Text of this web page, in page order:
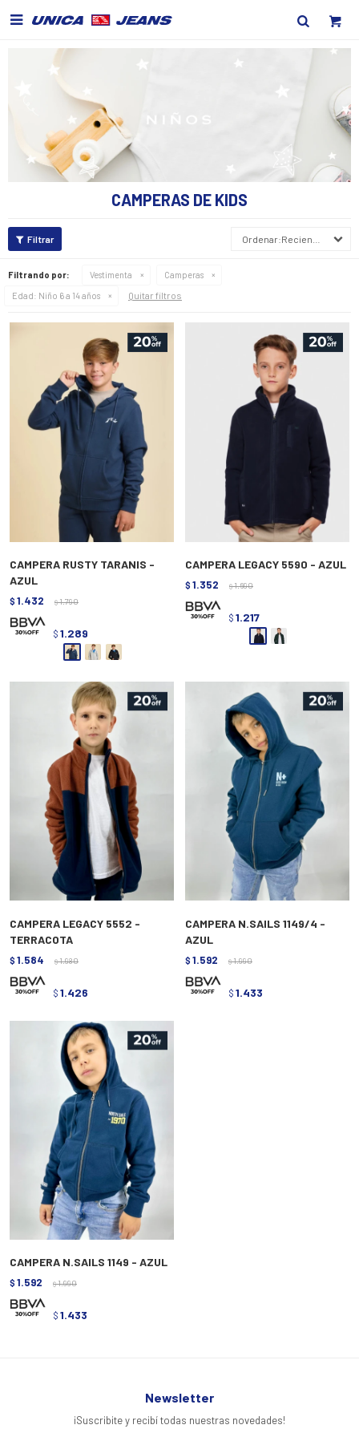

CAMPERAS DE KIDS
Recientes
Filtrando por: Vestimenta
Camperas
Edad: Niño 6 a 14 años Quitar filtros
CAMPERA RUSTY TARANIS -
AZUL
$ 1.432 $ 1.790
$ 1.289
CAMPERA LEGACY 5590 - AZUL
$ 1.352 $ 1.690
$ 1.217
CAMPERA LEGACY 5552 -
TERRACOTA
$ 1.584 $ 1.980
$ 1.426
CAMPERA N.SAILS 1149/4 -
AZUL
$ 1.592 $ 1.990
$ 1.433
CAMPERA N.SAILS 1149 - AZUL
$ 1.592 $ 1.990
$ 1.433
Newsletter
¡Suscribite y recibí todas nuestras novedades!